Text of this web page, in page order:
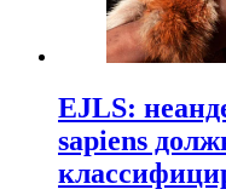
EJLS:
sapiens